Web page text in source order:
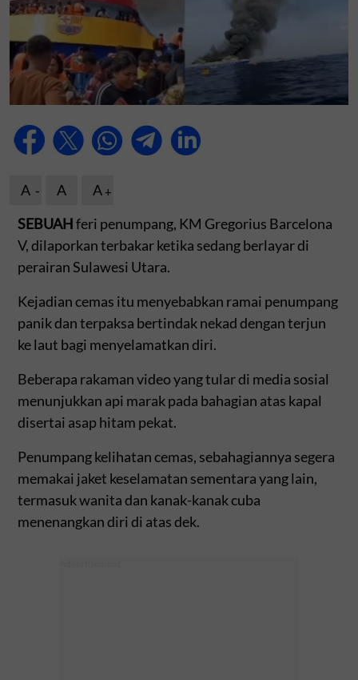
A A
A
SEBUAHferi penumpang, KM Gregorius Barcelona
V, dilaporkan terbakar ketika sedang berlayar di
perairan Sulawesi Utara.
Kejadian cemas itu menyebabkan ramai penumpang
panik dan terpaksa bertindak nekad dengan terjun
ke laut bagi menyelamatkan diri.
Beberapa rakaman video yang tular di media sosial
menunjukkan api marak pada bahagian atas kapal
disertai asap hitam pekat.
Penumpang kelihatan cemas, sebahagiannya segera
memakai jaket keselamatan sementara yang lain,
termasuk wanita dan kanak-kanak cuba
menenangkan diri di atas dek.